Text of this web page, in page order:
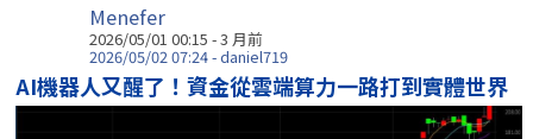
Menefer
2026/05/01 00:15 - 3 月前
2026/05/02 07:24 - daniel719
AI機器人又醒了！資金從雲端算力一路打到實體世界